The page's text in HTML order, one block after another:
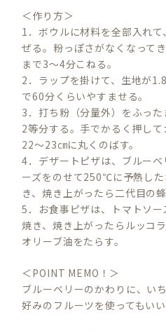
＜作り方＞
1．ボウルに材料を全部入れ
ぜる。粉っぽさがなくなって
まで3～4分こねる。
2．ラップを掛けて、生地が
で60分くらいやすませる。
3．打ち粉（分量外）をふっ
2等分する。手でかるく押し
22～23㎝に丸くのばす。
4．デザートピザは、ブルー
ーズをのせて250℃に予熱し
き、焼き上がったら二代目の蜂
5．お食事ピザは、トマトソ
焼き、焼き上がったらルッコ
オリーブ油をたらす。
＜POINT MEMO！＞
ブルーベリーのかわりに、い
好みのフルーツを使ってもいい